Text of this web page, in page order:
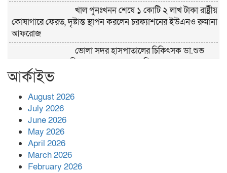
খাল পুনঃখনন শেষে ১ কোটি ২ লাখ টাকা রাষ্ট্রীয়
কোষাগারে ফেরত, দৃষ্টান্ত স্থাপন করলেন চরফ্যাশনের ইউএনও রুমানা
আফরোজ
ভোলা সদর হাসপাতালের চিকিৎসক ডা.শুভ
প্রসাদ দাসের সহকারী অধ্যাপক পদে পদোন্নতি।
পাশে দাঁড়িয়ে শুনলেন সেবার বাস্তব চিত্র
নারী,দুলারহাটে চক্রের ৪ সদস্য গ্রেফতার।
আর্কাইভ
August 2026
July 2026
June 2026
May 2026
April 2026
March 2026
February 2026